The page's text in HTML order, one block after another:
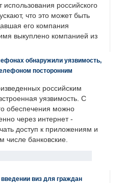
использования российского
что это может быть
его компания
выкуплено компанией из
обнаружили уязвимость,
посторонним
российским
уязвимость. С
обеспечения можно
через интернет -
доступ к приложениям и
числе банковские.
виз для граждан